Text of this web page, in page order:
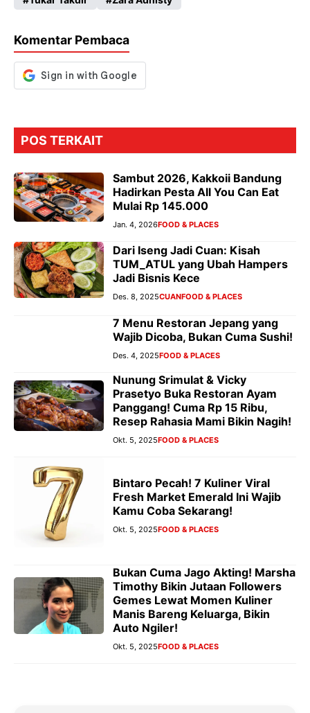
o
k
A
p
a
n
er
Komentar Pembaca
POS TERKAIT
Sambut 2026, Kakkoii Bandung
Hadirkan Pesta All You Can Eat
Mulai Rp 145.000
Jan. 4, 2026FOOD & PLACES
Dari Iseng Jadi Cuan: Kisah
TUM_ATUL yang Ubah Hampers
Jadi Bisnis Kece
Des. 8, 2025CUANFOOD & PLACES
7 Menu Restoran Jepang yang
Wajib Dicoba, Bukan Cuma Sushi!
Des. 4, 2025FOOD & PLACES
Nunung Srimulat & Vicky
Prasetyo Buka Restoran Ayam
Panggang! Cuma Rp 15 Ribu,
Resep Rahasia Mami Bikin Nagih!
Okt. 5, 2025FOOD & PLACES
Bintaro Pecah! 7 Kuliner Viral
Fresh Market Emerald Ini Wajib
Kamu Coba Sekarang!
Okt. 5, 2025FOOD & PLACES
Bukan Cuma Jago Akting! Marsha
Timothy Bikin Jutaan Followers
Gemes Lewat Momen Kuliner
Manis Bareng Keluarga, Bikin
Auto Ngiler!
Okt. 5, 2025FOOD & PLACES